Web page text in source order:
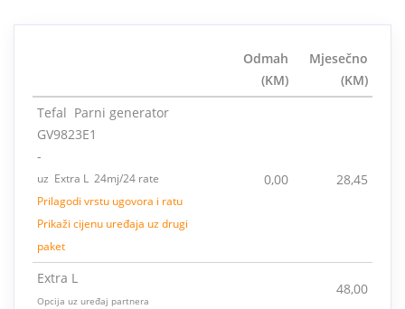
Odmah
(KM)
Mjesečno
(KM)
Tefal Parni generator
GV9823E1
-
uz Extra L 24mj/24 rate
Prilagodi vrstu ugovora i ratu
Prikaži cijenu uređaja uz drugi
paket
0,00 28,45
Extra L
Opcija uz uređaj partnera
48,00